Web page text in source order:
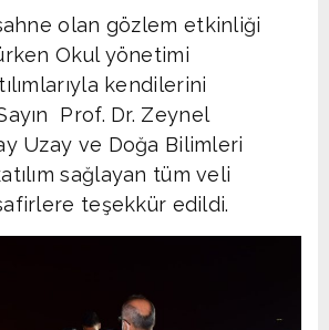
olan gözlem etkinliği
Okul yönetimi
kendilerini
Prof. Dr. Zeynel
Uzay ve Doğa Bilimleri
sağlayan tüm veli
teşekkür edildi.